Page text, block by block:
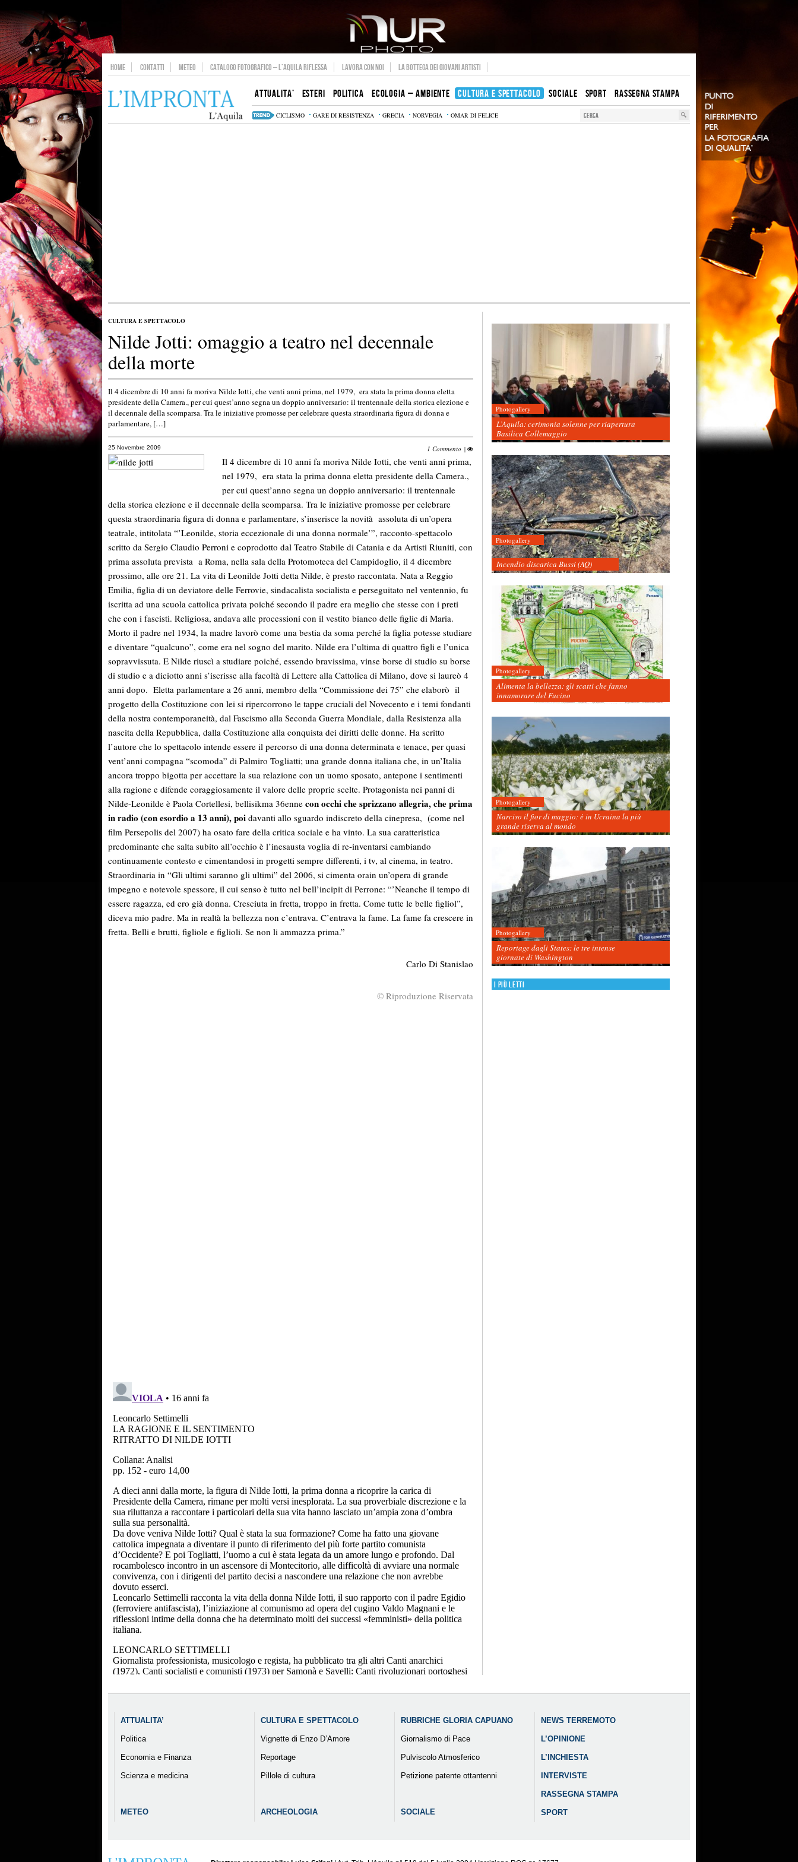
HOME CONTATTI METEO CATALOGO FOTOGRAFICO – L’AQUILA RIFLESSA LAVORA CON NOI LA BOTTEGA DEI GIOVANI ARTISTI
ATTUALITA’ ESTERI POLITICA ECOLOGIA – AMBIENTE CULTURA E SPETTACOLO SOCIALE SPORT RASSEGNA STAMPA
CICLISMO GARE DI RESISTENZA GRECIA NORVEGIA OMAR DI FELICE
CULTURA E SPETTACOLO
Nilde Jotti: omaggio a teatro nel decennale
della morte
Il 4 dicembre di 10 anni fa moriva Nilde Iotti, che venti anni prima, nel 1979, era stata la prima donna eletta
presidente della Camera., per cui quest’anno segna un doppio anniversario: il trentennale della storica elezione e
il decennale della scomparsa. Tra le iniziative promosse per celebrare questa straordinaria figura di donna e
parlamentare, […]
25 Novembre 2009 1 Commento |
Il 4 dicembre di 10 anni fa moriva Nilde Iotti, che venti anni prima,
nel 1979, era stata la prima donna eletta presidente della Camera.,
per cui quest’anno segna un doppio anniversario: il trentennale
della storica elezione e il decennale della scomparsa. Tra le iniziative promosse per celebrare
questa straordinaria figura di donna e parlamentare, s’inserisce la novità assoluta di un’opera
teatrale, intitolata “’Leonilde, storia eccezionale di una donna normale’”, racconto-spettacolo
scritto da Sergio Claudio Perroni e coprodotto dal Teatro Stabile di Catania e da Artisti Riuniti, con
prima assoluta prevista a Roma, nella sala della Protomoteca del Campidoglio, il 4 dicembre
prossimo, alle ore 21. La vita di Leonilde Jotti detta Nilde, è presto raccontata. Nata a Reggio
Emilia, figlia di un deviatore delle Ferrovie, sindacalista socialista e perseguitato nel ventennio, fu
iscritta ad una scuola cattolica privata poiché secondo il padre era meglio che stesse con i preti
che con i fascisti. Religiosa, andava alle processioni con il vestito bianco delle figlie di Maria.
Morto il padre nel 1934, la madre lavorò come una bestia da soma perché la figlia potesse studiare
e diventare “qualcuno”, come era nel sogno del marito. Nilde era l’ultima di quattro figli e l’unica
sopravvissuta. E Nilde riuscì a studiare poiché, essendo bravissima, vinse borse di studio su borse
di studio e a diciotto anni s’iscrisse alla facoltà di Lettere alla Cattolica di Milano, dove si laureò 4
anni dopo. Eletta parlamentare a 26 anni, membro della “Commissione dei 75” che elaborò il
progetto della Costituzione con lei si ripercorrono le tappe cruciali del Novecento e i temi fondanti
della nostra contemporaneità, dal Fascismo alla Seconda Guerra Mondiale, dalla Resistenza alla
nascita della Repubblica, dalla Costituzione alla conquista dei diritti delle donne. Ha scritto
l’autore che lo spettacolo intende essere il percorso di una donna determinata e tenace, per quasi
vent’anni compagna “scomoda” di Palmiro Togliatti; una grande donna italiana che, in un’Italia
ancora troppo bigotta per accettare la sua relazione con un uomo sposato, antepone i sentimenti
alla ragione e difende coraggiosamente il valore delle proprie scelte. Protagonista nei panni di
Nilde-Leonilde è Paola Cortellesi, bellisikma 36enne con occhi che sprizzano allegria, che prima
in radio (con esordio a 13 anni), poi davanti allo sguardo indiscreto della cinepresa, (come nel
film Persepolis del 2007) ha osato fare della critica sociale e ha vinto. La sua caratteristica
predominante che salta subito all’occhio è l’inesausta voglia di re-inventarsi cambiando
continuamente contesto e cimentandosi in progetti sempre differenti, i tv, al cinema, in teatro.
Straordinaria in “Gli ultimi saranno gli ultimi” del 2006, si cimenta orain un’opera di grande
impegno e notevole spessore, il cui senso è tutto nel bell’incipit di Perrone: “’Neanche il tempo di
essere ragazza, ed ero già donna. Cresciuta in fretta, troppo in fretta. Come tutte le belle figliol”,
diceva mio padre. Ma in realtà la bellezza non c’entrava. C’entrava la fame. La fame fa crescere in
fretta. Belli e brutti, figliole e figlioli. Se non li ammazza prima.”
Carlo Di Stanislao
© Riproduzione Riservata
Photogallery
L’Aquila: cerimonia solenne per riapertura
Basilica Collemaggio
Photogallery
Incendio discarica Bussi (AQ)
Photogallery
Alimenta la bellezza: gli scatti che fanno
innamorare del Fucino
Photogallery
Narciso il fior di maggio: è in Ucraina la più
grande riserva al mondo
Photogallery
Reportage dagli States: le tre intense
giornate di Washington
I più letti
ATTUALITA’
Politica
Economia e Finanza
Scienza e medicina
METEO
CULTURA E SPETTACOLO
Vignette di Enzo D’Amore
Reportage
Pillole di cultura
ARCHEOLOGIA
RUBRICHE GLORIA CAPUANO
Giornalismo di Pace
Pulviscolo Atmosferico
Petizione patente ottantenni
SOCIALE
NEWS TERREMOTO
L’OPINIONE
L’INCHIESTA
INTERVISTE
RASSEGNA STAMPA
SPORT